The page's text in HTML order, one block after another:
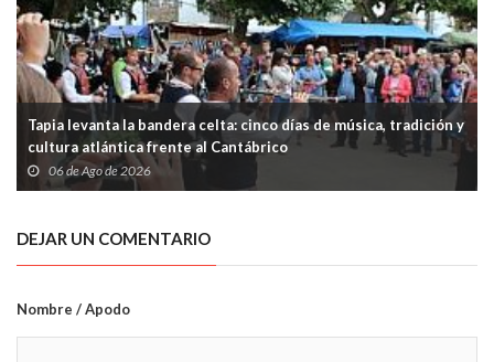
Tapia levanta la bandera celta: cinco días de música, tradición y
cultura atlántica frente al Cantábrico
06 de Ago de 2026
DEJAR UN COMENTARIO
Nombre / Apodo